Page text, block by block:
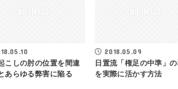
こしの肘の位置を間違
あらゆる弊害に陥る
2018.05.09
日置流「権足の中準」
を実際に活かす方法